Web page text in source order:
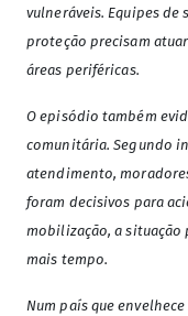
vulneráveis. Equipes de
proteção precisam
áreas periféricas.
O episódio também
comunitária. Segundo
atendimento,
foram decisivos para
mobilização, a
mais tempo.
Num país que